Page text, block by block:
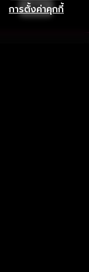
การตั้งค่าคุกกี้
เปิด